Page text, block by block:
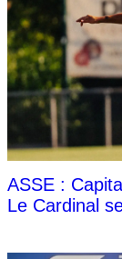
ASSE :
Le Cardinal